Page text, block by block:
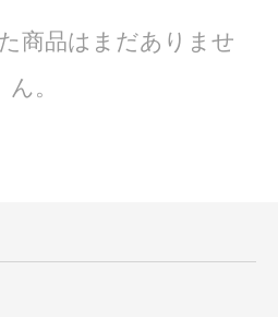
商品はまだありませ
ん。